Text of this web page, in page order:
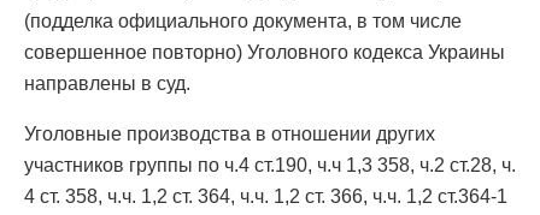
(подделка официального документа, в том числе
совершенное повторно) Уголовного кодекса Украины
направлены в суд.
Уголовные производства в отношении других
участников группы по ч.4 ст.190, ч.ч 1,3 358, ч.2 ст.28, ч.
4 ст. 358, ч.ч. 1,2 ст. 364, ч.ч. 1,2 ст. 366, ч.ч. 1,2 ст.364-1